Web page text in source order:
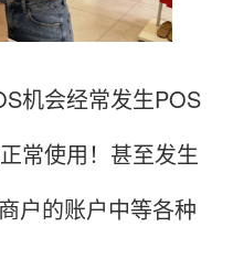
会经常发生POS
常使用！甚至发生
户的账户中等各种